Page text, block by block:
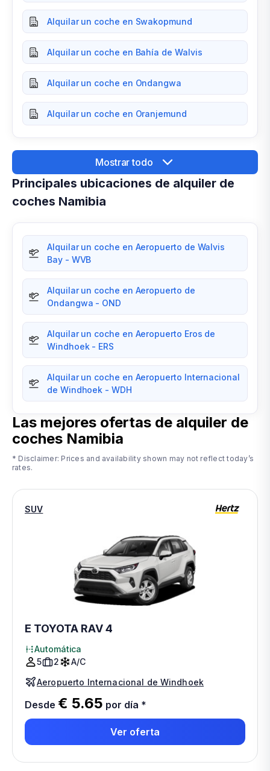
Alquilar un coche en Swakopmund
Alquilar un coche en Bahía de Walvis
Alquilar un coche en Ondangwa
Alquilar un coche en Oranjemund
Mostrar todo
Principales ubicaciones de alquiler de
coches Namibia
Alquilar un coche en Aeropuerto de Walvis
Bay - WVB
Alquilar un coche en Aeropuerto de
Ondangwa - OND
Alquilar un coche en Aeropuerto Eros de
Windhoek - ERS
Alquilar un coche en Aeropuerto Internacional
de Windhoek - WDH
Las mejores ofertas de alquiler de
coches Namibia
* Disclaimer: Prices and availability shown may not reflect today’s
rates.
SUV
E TOYOTA RAV 4
Automática
5
2
A/C
Aeropuerto Internacional de Windhoek
Desde € 5.65 por día *
Ver oferta